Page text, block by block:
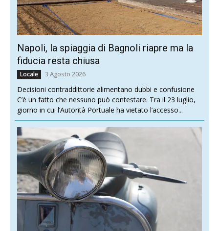
Napoli, la spiaggia di Bagnoli riapre ma la
fiducia resta chiusa
Locale 3 Agosto 2026
Decisioni contraddittorie alimentano dubbi e confusione
C’è un fatto che nessuno può contestare. Tra il 23 luglio,
giorno in cui l’Autorità Portuale ha vietato l’accesso...